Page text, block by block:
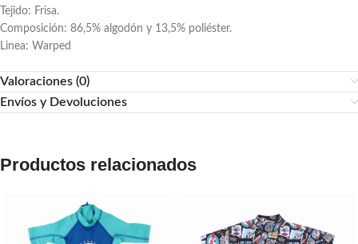
Tejido: Frisa.
Composición: 86,5% algodón y 13,5% poliéster.
Linea: Warped
Valoraciones (0)
Envíos y Devoluciones
Productos relacionados